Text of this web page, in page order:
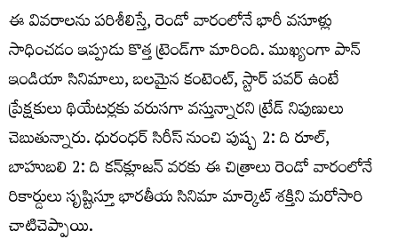
ఈ వివరాలను పరిశీలిస్తే, రెండో వారంలోనే భారీ వసూళ్లు
సాధించడం ఇప్పుడు కొత్త ట్రెండ్‌గా మారింది. ముఖ్యంగా పాన్
ఇండియా సినిమాలు, బలమైన కంటెంట్, స్టార్ పవర్ ఉంటే
ప్రేక్షకులు థియేటర్లకు వరుసగా వస్తున్నారని ట్రేడ్ నిపుణులు
చెబుతున్నారు. ధురంధర్ సిరీస్ నుంచి పుష్ప 2: ది రూల్,
బాహుబలి 2: ది కన్‌క్లూజన్ వరకు ఈ చిత్రాలు రెండో వారంలోనే
రికార్డులు సృష్టిస్తూ భారతీయ సినిమా మార్కెట్ శక్తిని మరోసారి
చాటిచెప్పాయి.